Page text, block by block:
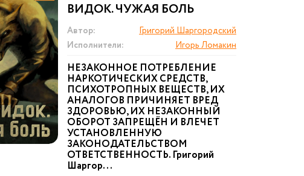
ВИДОК. ЧУЖАЯ БОЛЬ
Автор:
Григорий Шаргородский
Исполнители:
Игорь Ломакин
НЕЗАКОННОЕ ПОТРЕБЛЕНИЕ
НАРКОТИЧЕСКИХ СРЕДСТВ,
ПСИХОТРОПНЫХ ВЕЩЕСТВ, ИХ
АНАЛОГОВ ПРИЧИНЯЕТ ВРЕД
ЗДОРОВЬЮ, ИХ НЕЗАКОННЫЙ
ОБОРОТ ЗАПРЕЩЁН И ВЛЕЧЕТ
УСТАНОВЛЕННУЮ
ЗАКОНОДАТЕЛЬСТВОМ
ОТВЕТСТВЕННОСТЬ. Григорий
Шаргор...